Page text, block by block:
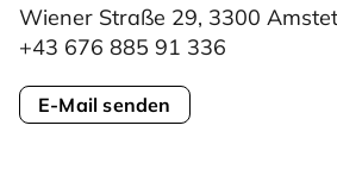
Wiener Straße 29, 3300
+43 676 885 91 336
E-Mail senden